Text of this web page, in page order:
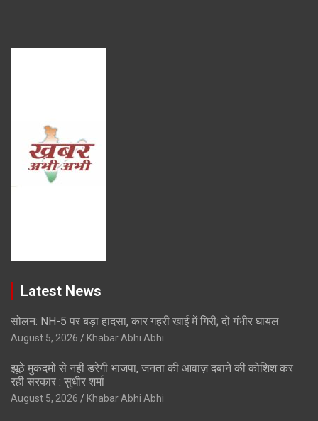
Latest News
सोलन: NH-5 पर बड़ा हादसा, कार गहरी खाई में गिरी; दो गंभीर घायल
August 5, 2026 Khabar Abhi Abhi
झूठे मुकदमों से नहीं डरेगी भाजपा, जनता की आवाज़ दबाने की कोशिश कर
रही सरकार : सुधीर शर्मा
August 5, 2026 Khabar Abhi Abhi